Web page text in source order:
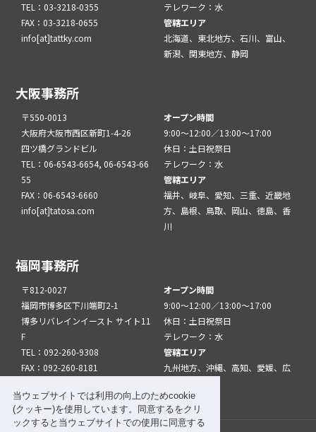
当ウェブサイトでは利用の向上のためcookie
(クッキー)を使用しています。同意するをクリ
ックすると当ウェブサイトでの使用に同意する
TEL：03-3218-0355
FAX：03-3218-0655
info[at]tattky.com
テレワーク：水
管轄エリア
北海道、東北地方、石川、富山、
新潟、関東地方、静岡
大阪事務所
〒550-0013
大阪府大阪市西区新町1-4-26
四ツ橋グランドビル
TEL：06-6543-6654, 06-6543-66
55
FAX：06-6543-6660
info[at]tatosa.com
オープン時間
9:00～12:00／13:00～17:00
休日：土日祝祭日
テレワーク：水
管轄エリア
福井、岐阜、愛知、三重、近畿地
方、島根、鳥取、岡山、徳島、香
川
福岡事務所
〒812-0027
福岡市博多区下川端町2-1
博多リバレインイースト サイト11
F
TEL：092-260-9308
FAX：092-260-8181
オープン時間
9:00～12:00／13:00～17:00
休日：土日祝祭日
テレワーク：水
管轄エリア
九州地方、沖縄、高知、愛媛、広